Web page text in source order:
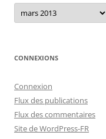
Archives
CONNEXIONS
Connexion
Flux des publications
Flux des commentaires
Site de WordPress-FR